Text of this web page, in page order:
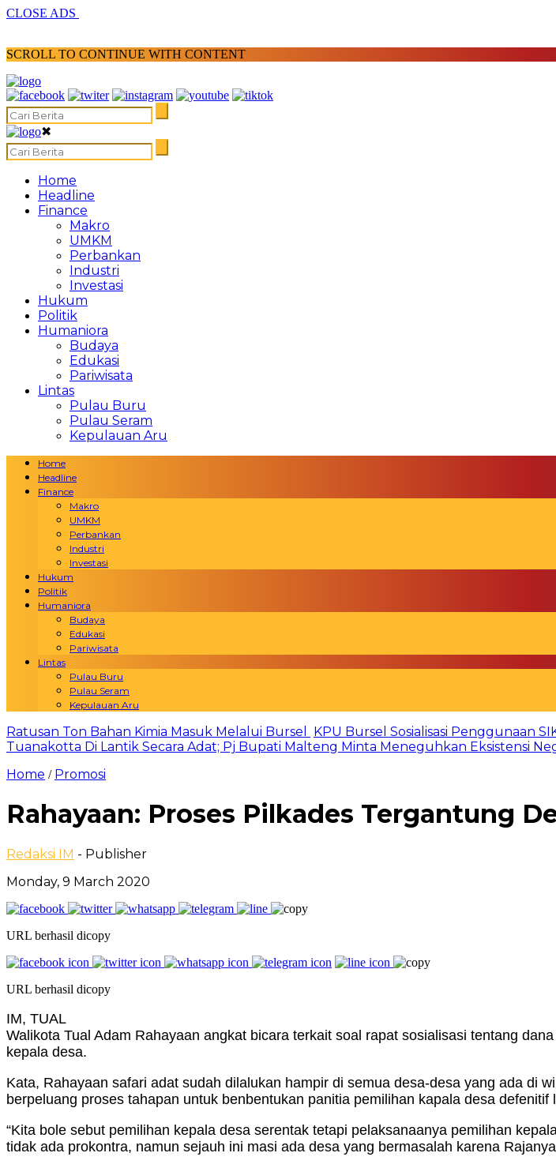
CLOSE ADS
SCROLL TO CONTINUE WITH CONTENT
✖
Home
Headline
Finance
Makro
UMKM
Perbankan
Industri
Investasi
Hukum
Politik
Humaniora
Budaya
Edukasi
Pariwisata
Lintas
Pulau Buru
Pulau Seram
Kepulauan Aru
Home
Headline
Finance
Makro
UMKM
Perbankan
Industri
Investasi
Hukum
Politik
Humaniora
Budaya
Edukasi
Pariwisata
Lintas
Pulau Buru
Pulau Seram
Kepulauan Aru
Ratusan Ton Bahan Kimia Masuk Melalui Bursel KPU Bursel Sosialisasi Penggunaan
Tuanakotta Di Lantik Secara Adat; Pj Bupati Malteng Minta Meneguhkan Eksistensi
Home / Promosi
Rahayaan: Proses Pilkades Tergantung
Redaksi IM - Publisher
Monday, 9 March 2020
URL berhasil dicopy
URL berhasil dicopy
IM, TUAL
Walikota Tual Adam Rahayaan angkat bicara terkait soal rapat sosialisasi tentang
kepala desa.
Kata, Rahayaan safari adat sudah dilalukan hampir di semua desa-desa yang ada di
berpeluang proses tahapan untuk benbentukan panitia pemilihan kapala desa defenitif
“Kita bole sebut pemilihan kepala desa serentak tetapi pelaksanaanya pemilihan
tidak ada prokontra, namun sejauh ini masi ada desa yang bermasalah karena